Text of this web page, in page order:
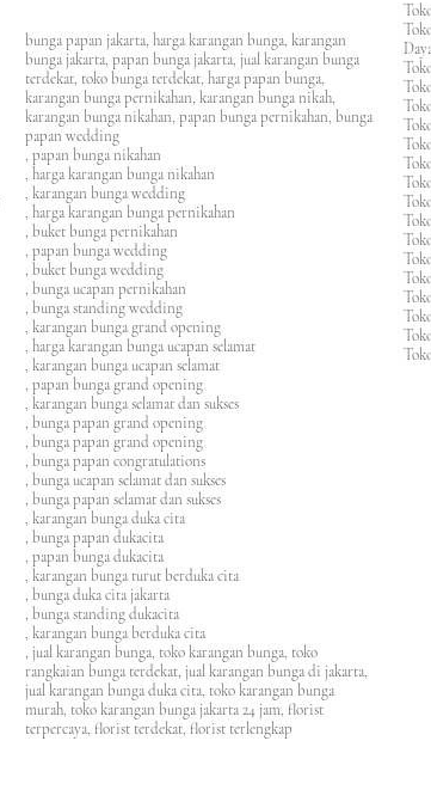
bunga papan jakarta, harga karangan bunga, karangan
bunga jakarta, papan bunga jakarta, jual karangan bunga
terdekat, toko bunga terdekat, harga papan bunga,
karangan bunga pernikahan, karangan bunga nikah,
karangan bunga nikahan, papan bunga pernikahan, bunga
papan wedding
, papan bunga nikahan
, harga karangan bunga nikahan
, karangan bunga wedding
, harga karangan bunga pernikahan
, buket bunga pernikahan
, papan bunga wedding
, buket bunga wedding
, bunga ucapan pernikahan
, bunga standing wedding
, karangan bunga grand opening
, harga karangan bunga ucapan selamat
, karangan bunga ucapan selamat
, papan bunga grand opening
, karangan bunga selamat dan sukses
, bunga papan grand opening
, bunga papan grand opening
, bunga papan congratulations
, bunga ucapan selamat dan sukses
, bunga papan selamat dan sukses
, karangan bunga duka cita
, bunga papan dukacita
, papan bunga dukacita
, karangan bunga turut berduka cita
, bunga duka cita jakarta
, bunga standing dukacita
, karangan bunga berduka cita
, jual karangan bunga, toko karangan bunga, toko
rangkaian bunga terdekat, jual karangan bunga di jakarta,
jual karangan bunga duka cita, toko karangan bunga
murah, toko karangan bunga jakarta 24 jam, florist
terpercaya, florist terdekat, florist terlengkap